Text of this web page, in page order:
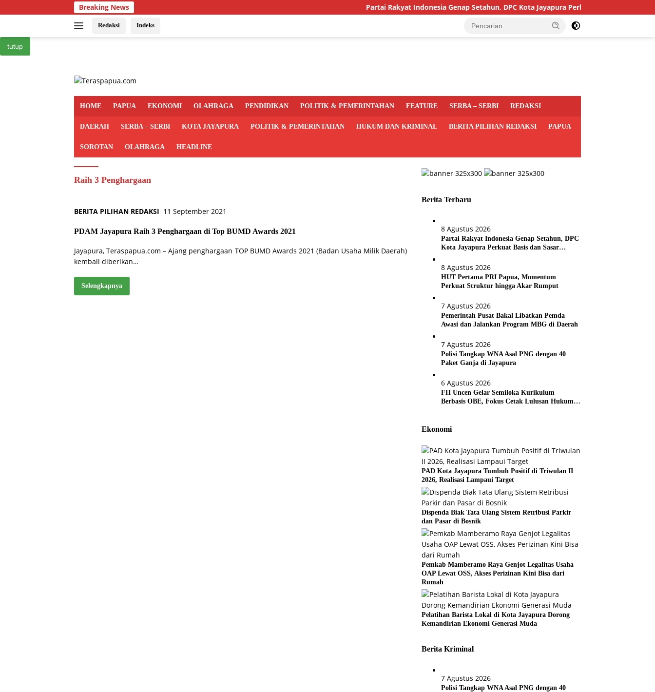
ke
Breaking News Partai Rakyat Indonesia Genap Setahun, DPC Kota Jayapura Perkuat Basis dan Sasar Pemilu
Redaksi Indeks
tutup
HOME PAPUA EKONOMI OLAHRAGA PENDIDIKAN POLITIK & PEMERINTAHAN FEATURE SERBA – SERBI REDAKSI
DAERAH SERBA – SERBI KOTA JAYAPURA POLITIK & PEMERINTAHAN HUKUM DAN KRIMINAL BERITA PILIHAN REDAKSI PAPUA
SOROTAN OLAHRAGA HEADLINE
Raih 3 Penghargaan
BERITA PILIHAN REDAKSI 11 September 2021
PDAM Jayapura Raih 3 Penghargaan di Top BUMD Awards 2021
Jayapura, Teraspapua.com – Ajang penghargaan TOP BUMD Awards 2021 (Badan Usaha Milik Daerah)
kembali diberikan…
Selengkapnya
Berita Terbaru
8 Agustus 2026
Partai Rakyat Indonesia Genap Setahun, DPC
Kota Jayapura Perkuat Basis dan Sasar
8 Agustus 2026
HUT Pertama PRI Papua, Momentum
Perkuat Struktur hingga Akar Rumput
7 Agustus 2026
Pemerintah Pusat Bakal Libatkan Pemda
Awasi dan Jalankan Program MBG di Daerah
7 Agustus 2026
Polisi Tangkap WNA Asal PNG dengan 40
Paket Ganja di Jayapura
6 Agustus 2026
FH Uncen Gelar Semiloka Kurikulum
Berbasis OBE, Fokus Cetak Lulusan Hukum
Ekonomi
PAD Kota Jayapura Tumbuh Positif di Triwulan II
2026, Realisasi Lampaui Target
Dispenda Biak Tata Ulang Sistem Retribusi Parkir
dan Pasar di Bosnik
Pemkab Mamberamo Raya Genjot Legalitas Usaha
OAP Lewat OSS, Akses Perizinan Kini Bisa dari
Rumah
Pelatihan Barista Lokal di Kota Jayapura Dorong
Kemandirian Ekonomi Generasi Muda
Berita Kriminal
7 Agustus 2026
Polisi Tangkap WNA Asal PNG dengan 40